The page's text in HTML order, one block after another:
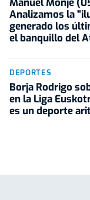
Manuel Monje
Analizamos la
generado los
el banquillo del
DEPORTES
Borja Rodrigo
en la Liga
es un deporte